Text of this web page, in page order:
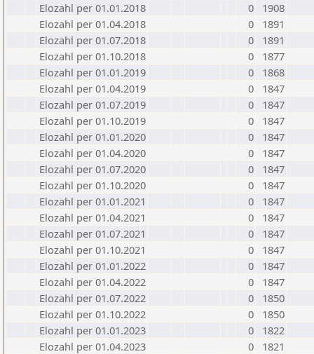
Elozahl per 01.01.2018
0
1908
Elozahl per 01.04.2018
0
1891
Elozahl per 01.07.2018
0
1891
Elozahl per 01.10.2018
0
1877
Elozahl per 01.01.2019
0
1868
Elozahl per 01.04.2019
0
1847
Elozahl per 01.07.2019
0
1847
Elozahl per 01.10.2019
0
1847
Elozahl per 01.01.2020
0
1847
Elozahl per 01.04.2020
0
1847
Elozahl per 01.07.2020
0
1847
Elozahl per 01.10.2020
0
1847
Elozahl per 01.01.2021
0
1847
Elozahl per 01.04.2021
0
1847
Elozahl per 01.07.2021
0
1847
Elozahl per 01.10.2021
0
1847
Elozahl per 01.01.2022
0
1847
Elozahl per 01.04.2022
0
1847
Elozahl per 01.07.2022
0
1850
Elozahl per 01.10.2022
0
1850
Elozahl per 01.01.2023
0
1822
Elozahl per 01.04.2023
0
1821